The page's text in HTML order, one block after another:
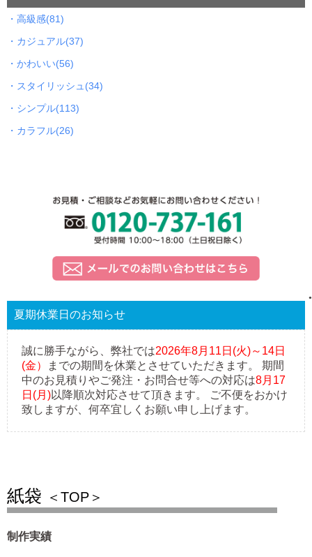
・高級感(81)
・カジュアル(37)
・かわいい(56)
・スタイリッシュ(34)
・シンプル(113)
・カラフル(26)
●
夏期休業日のお知らせ
誠に勝手ながら、弊社では2026年8月11日(火)～14日
(金）
までの期間を休業とさせていただきます。 期間
中のお見積りやご発注・お問合せ等への対応は8月17
日(月)以降順次対応させて頂きます。 ご不便をおかけ
致しますが、何卒宜しくお願い申し上げます。
紙袋 ＜TOP＞
制作実績